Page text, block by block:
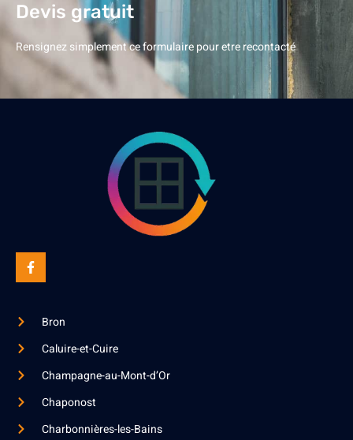
Devis gratuit
Rensignez simplement ce formulaire pour etre recontacté
Bron
Caluire-et-Cuire
Champagne-au-Mont-d’Or
Chaponost
Charbonnières-les-Bains